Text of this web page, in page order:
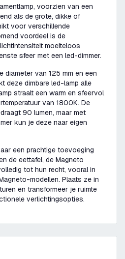
voorzien van een
als de grote, dikke of
voor verschillende
voordeel is de
moeiteloos
sfeer met een led-dimmer.
diameter van 125 mm en een
deze dimbare led-lamp alle
straalt een warm en sfeervol
van 1800K. De
90 lumen, maar met
kun je deze naar eigen
een prachtige toevoeging
de eettafel, de Magneto
tot hun recht, vooral in
modellen. Plaats ze in
en transformeer je ruimte
verlichtingsopties.